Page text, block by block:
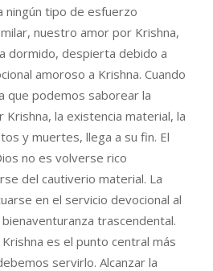
ningún tipo de esfuerzo
nuestro amor por Krishna,
dormido, despierta debido a
amoroso a Krishna. Cuando
que podemos saborear la
Krishna, la existencia material, la
y muertes, llega a su fin. El
no es volverse rico
del cautiverio material. La
en el servicio devocional al
trascendental.
es el punto central más
servirlo. Alcanzar la